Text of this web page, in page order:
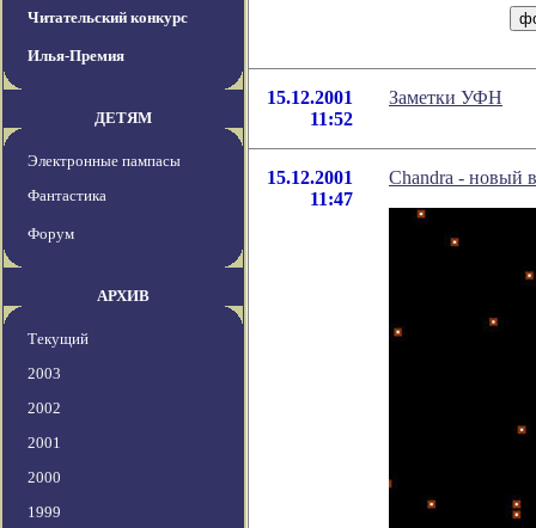
Читательский конкурс
Илья-Премия
ДЕТЯМ
Электронные пампасы
Фантастика
Форум
АРХИВ
Текущий
2003
2002
2001
2000
1999
15.12.2001
11:52
Заметки УФН
15.12.2001
11:47
Chandra - новый